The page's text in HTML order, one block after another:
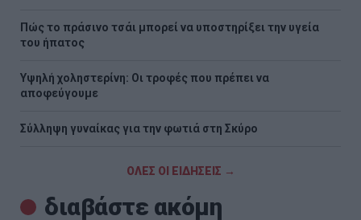
Πώς το πράσινο τσάι μπορεί να υποστηρίξει την υγεία
του ήπατος
Υψηλή χοληστερίνη: Οι τροφές που πρέπει να
αποφεύγουμε
Σύλληψη γυναίκας για την φωτιά στη Σκύρο
ΟΛΕΣ ΟΙ ΕΙΔΗΣΕΙΣ →
διαβάστε ακόμη